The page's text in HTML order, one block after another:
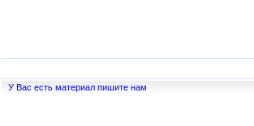
У Вас есть материал пишите нам